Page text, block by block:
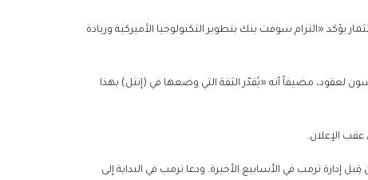
«التزام سوفت بنك بتطوير التكنولوجيا الأميركية وريادة
لعقود، مضيفاً أنه «يُقدّر الثقة التي وضعها في (إنتل) بهذا
إدارة ترمب في الأسابيع الأخيرة. ودعا ترمب في البداية إلى